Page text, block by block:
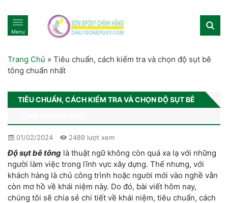
Menu
Trang Chủ » Tiêu chuẩn, cách kiểm tra và chọn độ sụt bê
tông chuẩn nhất
TIÊU CHUẨN, CÁCH KIỂM TRA VÀ CHỌN ĐỘ SỤT BÊ
01/02/2024 2489 lượt xem
Độ sụt bê tông là thuật ngữ không còn quá xa lạ với những
người làm việc trong lĩnh vực xây dựng. Thế nhưng, với
khách hàng là chủ công trình hoặc người mới vào nghề vẫn
còn mơ hồ về khái niệm này. Do đó, bài viết hôm nay,
chúng tôi sẽ chia sẻ chi tiết về khái niệm, tiêu chuẩn, cách